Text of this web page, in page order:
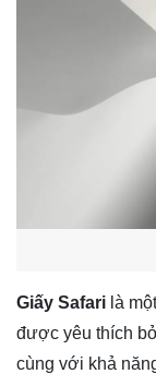
Giấy Safari là
được yêu thích
cùng với khả